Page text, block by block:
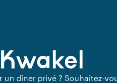
un dîner privé ? Souhaitez-